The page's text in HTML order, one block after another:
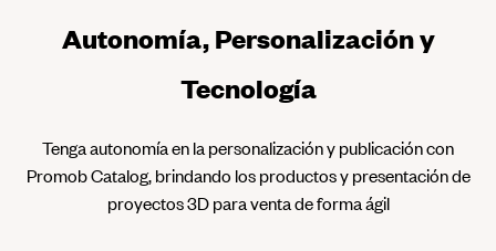
Autonomía, Personalización y
Tecnología
Tenga autonomía en la personalización y publicación con
Promob Catalog, brindando los productos y presentación de
proyectos 3D para venta de forma ágil